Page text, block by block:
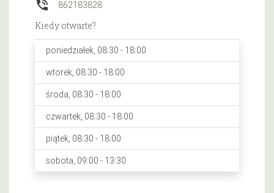
phone_in_talk 862183828
Kiedy otwarte?
poniedziałek, 08:30 - 18:00
wtorek, 08:30 - 18:00
środa, 08:30 - 18:00
czwartek, 08:30 - 18:00
piątek, 08:30 - 18:00
sobota, 09:00 - 13:30